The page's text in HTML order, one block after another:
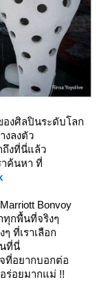
องศิลปินระดับโลก
งลงตัว
ถึงที่นี่แล้ว
ค้นหา ที่
Bonvoy
ทุกพื้นที่จริงๆ
ที่เราเลือก
ที่นี่
ที่อยากบอกต่อ
ร่อยมากแม่ !!